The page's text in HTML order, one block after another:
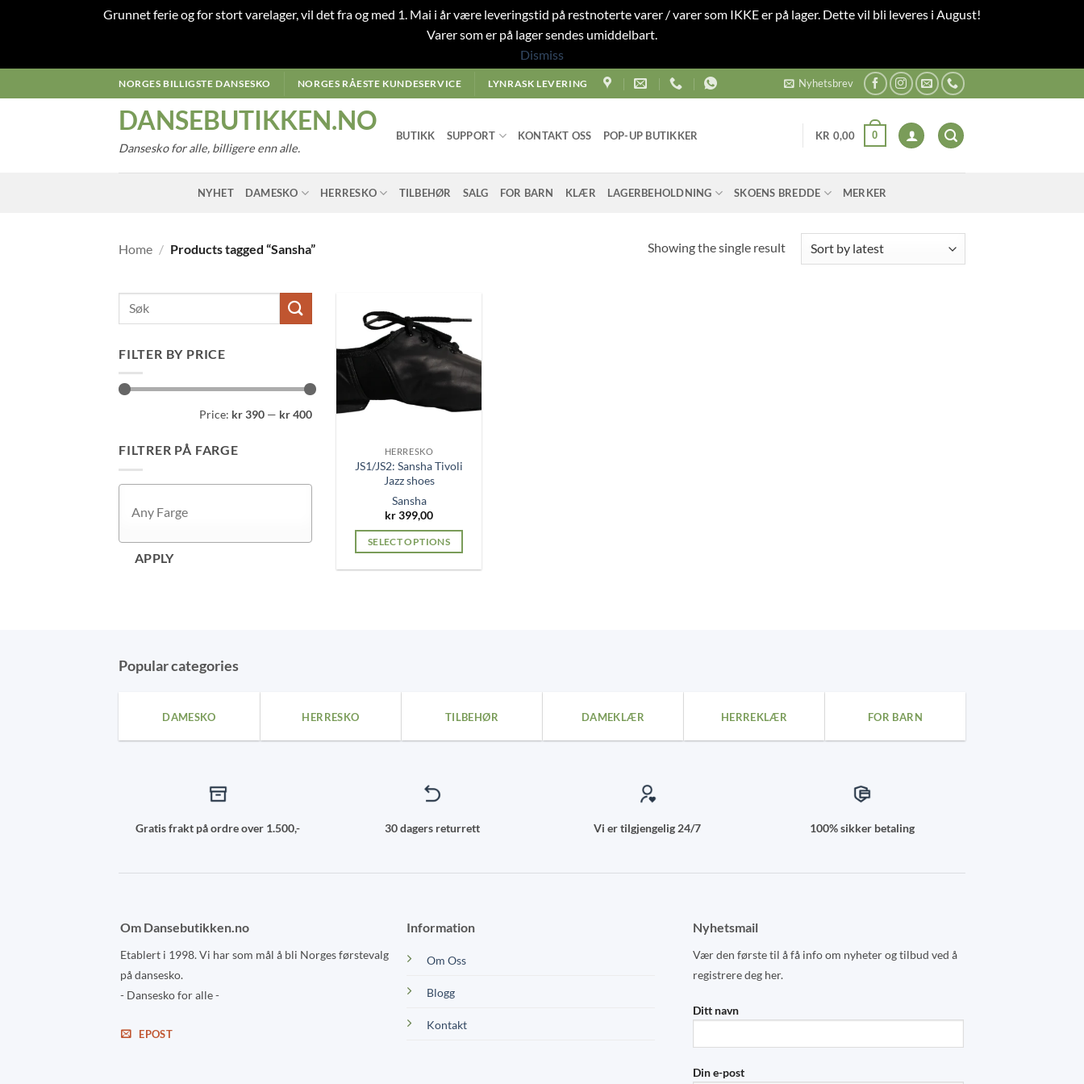
Grunnet ferie og for stort varelager, vil det fra og med 1. Mai i år være leveringstid på restnoterte varer / varer som IKKE er på lager. Dette vil bli leveres i August!
Varer som er på lager sendes umiddelbart.
Dismiss
to
NORGES BILLIGSTE DANSESKO NORGES RÅESTE KUNDESERVICE LYNRASK LEVERING Nyhetsbrev
DANSEBUTIKKEN.NO
Dansesko for alle, billigere enn alle.
BUTIKK SUPPORT KONTAKT OSS POP-UP BUTIKKER KR 0,00 0
NYHET DAMESKO HERRESKO TILBEHØR SALG FOR BARN KLÆR LAGERBEHOLDNING SKOENS BREDDE MERKER
Home / Products tagged “Sansha” Showing the single result
FILTER BY PRICE
Price: kr 390 — kr 400
FILTRER PÅ FARGE
APPLY
HERRESKO
JS1/JS2: Sansha Tivoli
Jazz shoes
Sansha
kr399,00
SELECT OPTIONS
product
page
Popular categories
DAMESKO HERRESKO TILBEHØR DAMEKLÆR HERREKLÆR FOR BARN
Gratis frakt på ordre over 1.500,- 30 dagers returrett Vi er tilgjengelig 24/7 100% sikker betaling
Om Dansebutikken.no
Etablert i 1998. Vi har som mål å bli Norges førstevalg
på dansesko.
- Dansesko for alle -
EPOST
Information
Om Oss
Blogg
Kontakt
Nyhetsmail
Vær den første til å få info om nyheter og tilbud ved å
registrere deg her.
Ditt navn
Din e-post